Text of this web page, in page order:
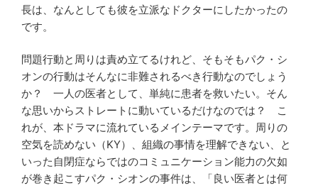
長は、なんとしても彼を立派なドクターにしたかったの
です。
問題行動と周りは責め立てるけれど、そもそもパク・シ
オンの行動はそんなに非難されるべき行動なのでしょう
か？ 一人の医者として、単純に患者を救いたい。そん
な思いからストレートに動いているだけなのでは？ こ
れが、本ドラマに流れているメインテーマです。周りの
空気を読めない（KY）、組織の事情を理解できない、と
いった自閉症ならではのコミュニケーション能力の欠如
が巻き起こすパク・シオンの事件は、「良い医者とは何